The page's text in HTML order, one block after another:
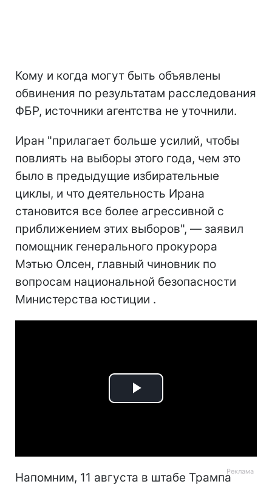
Кому и когда могут быть объявлены
обвинения по результатам расследования
ФБР, источники агентства не уточнили.
Иран "прилагает больше усилий, чтобы
повлиять на выборы этого года, чем это
было в предыдущие избирательные
циклы, и что деятельность Ирана
становится все более агрессивной с
приближением этих выборов", — заявил
помощник генерального прокурора
Мэтью Олсен, главный чиновник по
вопросам национальной безопасности
Министерства юстиции .
Play
Напомним, 11 августа в штабе Трампа